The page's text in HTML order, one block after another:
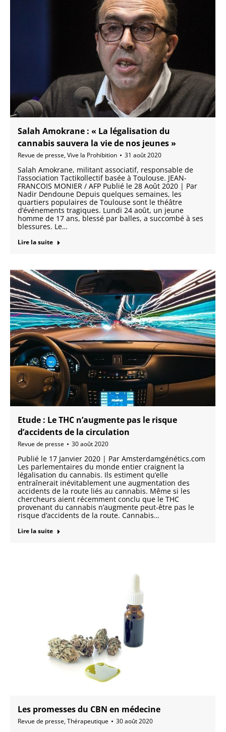
Salah Amokrane : « La légalisation du
cannabis sauvera la vie de nos jeunes »
Revue de presse,Vive la Prohibition 31 août 2020
Salah Amokrane, militant associatif, responsable de
l’association Tactikollectif basée à Toulouse. JEAN-
FRANCOIS MONIER / AFP Publié le 28 Août 2020 | Par
Nadir Dendoune Depuis quelques semaines, les
quartiers populaires de Toulouse sont le théâtre
d’événements tragiques. Lundi 24 août, un jeune
homme de 17 ans, blessé par balles, a succombé à ses
blessures. Le…
Lire la suite
Etude : Le THC n’augmente pas le risque
d’accidents de la circulation
Revue de presse 30 août 2020
Publié le 17 Janvier 2020 | Par Amsterdamgénétics.com
Les parlementaires du monde entier craignent la
légalisation du cannabis. Ils estiment qu’elle
entraînerait inévitablement une augmentation des
accidents de la route liés au cannabis. Même si les
chercheurs aient récemment conclu que le THC
provenant du cannabis n’augmente peut-être pas le
risque d’accidents de la route. Cannabis…
Lire la suite
Les promesses du CBN en médecine
Revue de presse,Thérapeutique 30 août 2020